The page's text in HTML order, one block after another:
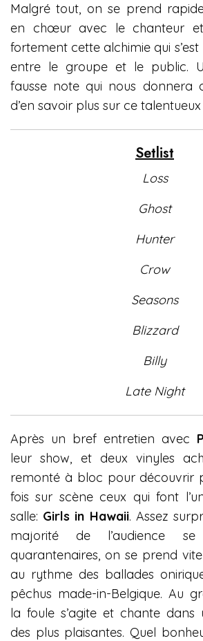
Malgré tout, on se prend
en chœur avec le chanteur
fortement cette alchimie qui
entre le groupe et le public.
fausse note qui nous donnera
d’en savoir plus sur ce
Setlist
Loss
Ghost
Hunter
Crow
Seasons
Blizzard
Billy
Late Night
Après un bref entretien avec
leur show, et deux vinyles
remonté à bloc pour découvrir
fois sur scène ceux qui font
salle: Girls in Hawaii. Assez
majorité de l’audience
quarantenaires, on se prend
au rythme des ballades
pêchus made-in-Belgique. Au
la foule s’agite et chante dans
des plus plaisantes. Quel